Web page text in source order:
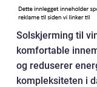
Solskjerming til
komfortable
og reduserer
kompleksiteten i